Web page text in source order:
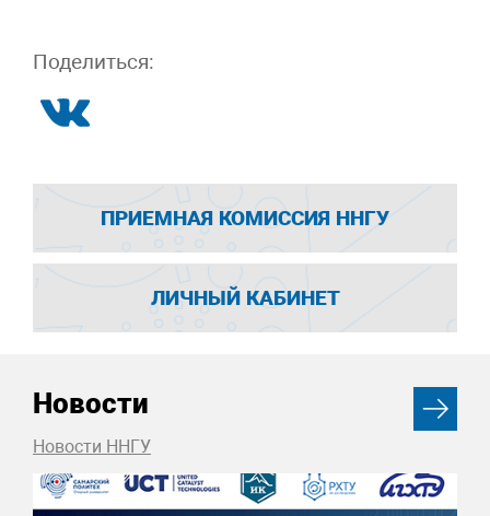
Поделиться:
ПРИЕМНАЯ КОМИССИЯ ННГУ
ЛИЧНЫЙ КАБИНЕТ
Новости
Новости ННГУ